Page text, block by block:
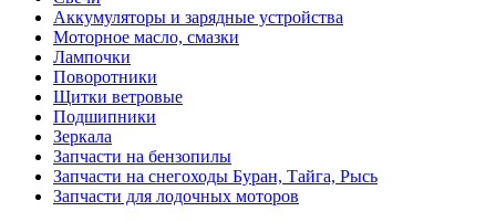
Аккумуляторы и зарядные устройства
Моторное масло, смазки
Лампочки
Поворотники
Щитки ветровые
Подшипники
Зеркала
Запчасти на бензопилы
Запчасти на снегоходы Буран, Тайга, Рысь
Запчасти для лодочных моторов